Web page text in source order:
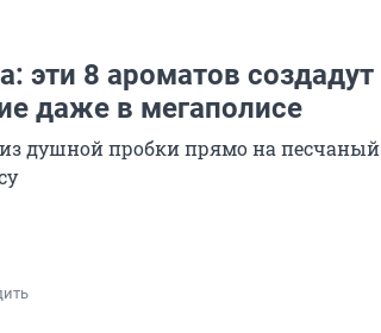
эти 8 ароматов создадут
даже в мегаполисе
душной пробки прямо на песчаный